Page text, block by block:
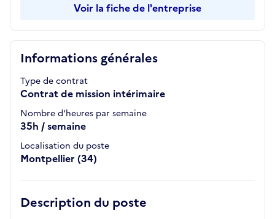
Informations générales
Type de contrat
Contrat de mission intérimaire
Nombre d'heures par semaine
35h / semaine
Localisation du poste
Montpellier (34)
Description du poste
Voir la fiche de l'entreprise